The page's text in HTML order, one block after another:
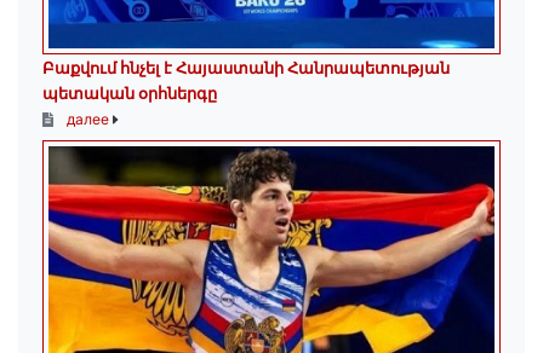
Բաքվում հնչել է Հայաստանի Հանրապետության
պետական օրհներգը
далее